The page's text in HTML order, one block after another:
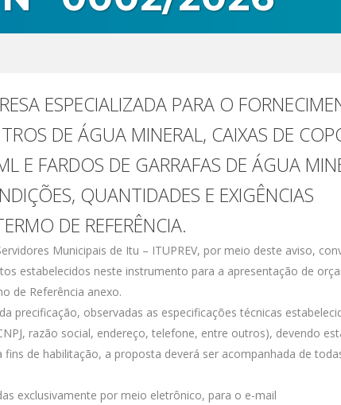
ESPECIALIZADA PARA O
DE ÁGUA MINERAL, CAIXAS DE
E FARDOS DE GARRAFAS DE ÁGUA
QUANTIDADES E EXIGÊNCIAS
DE REFERÊNCIA.
Municipais de Itu – ITUPREV, por meio deste aviso,
estabelecidos neste instrumento para a apresentação de
de Referência anexo.
precificação, observadas as especificações técnicas
razão social, endereço, telefone, entre outros), devendo
fins de habilitação, a proposta deverá ser acompanhada de
exclusivamente por meio eletrônico, para o e-mail